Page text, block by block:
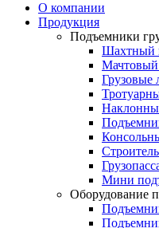
О компании
Продукция
Подъемники
Шахтный
Грузовые
Мини
Оборудование